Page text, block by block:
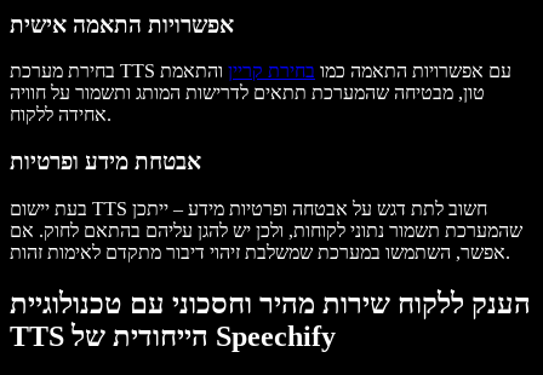
אפשרויות התאמה אישית
בחירת מערכת TTS עם אפשרויות התאמה כמו בחירת קריין והתאמת
טון, מבטיחה שהמערכת תתאים לדרישות המותג ותשמור על חוויה
אחידה ללקוח.
אבטחת מידע ופרטיות
בעת יישום TTS חשוב לתת דגש על אבטחה ופרטיות מידע – ייתכן
שהמערכת תשמור נתוני לקוחות, ולכן יש להגן עליהם בהתאם לחוק. אם
אפשר, השתמשו במערכת שמשלבת זיהוי דיבור מתקדם לאימות זהות.
הענק ללקוח שירות מהיר וחסכוני עם טכנולוגיית
TTS הייחודית של Speechify